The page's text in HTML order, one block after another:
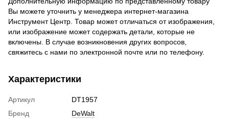
Вы можете уточнить у менеджера интернет-магазина
Инструмент Центр. Товар может отличаться от изображения,
или изображение может содержать детали, которые не
включены. В случае возникновения других вопросов,
свяжитесь с нами по электронной почте или по телефону.
Характеристики
Артикул
DT1957
Бренд
DeWalt